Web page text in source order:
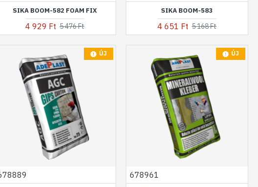
SIKA BOOM-582 FOAM FIX
4 929 Ft 5 476 Ft
SIKA BOOM-583
4 651 Ft 5 168 Ft
ÚJ ÚJ
678961